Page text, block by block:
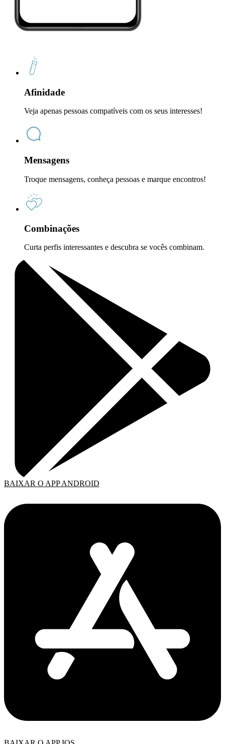
Afinidade
Veja apenas pessoas compatíveis com os seus interesses!
Mensagens
Troque mensagens, conheça pessoas e marque encontros!
Combinações
Curta perfis interessantes e descubra se vocês combinam.
BAIXAR O APP ANDROID